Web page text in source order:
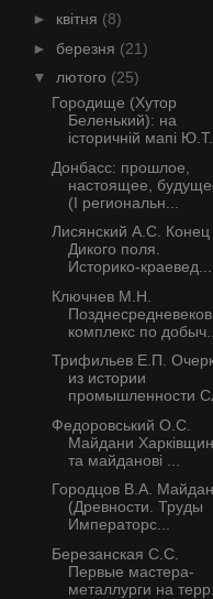
► квітня (8)
► березня (21)
▼ лютого (25)
Городище (Хутор
Беленький): на
історичній мапі
Донбасс: прошлое,
настоящее,
(I региональн...
Лисянский А.С. Конец
Дикого поля.
Историко-краевед...
Ключнев М.Н.
комплекс по
Трифильев Е.П.
из истории
промышленности
Федоровський О.С.
Майдани
та майданові ...
Городцов В.А.
(Древности. Труды
Императорс...
Березанская С.С.
Первые мастера-
металлурги на